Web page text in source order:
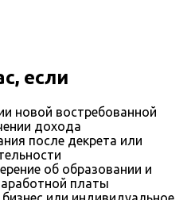
если
новой востребованной
дохода
после декрета или
об образовании и
платы